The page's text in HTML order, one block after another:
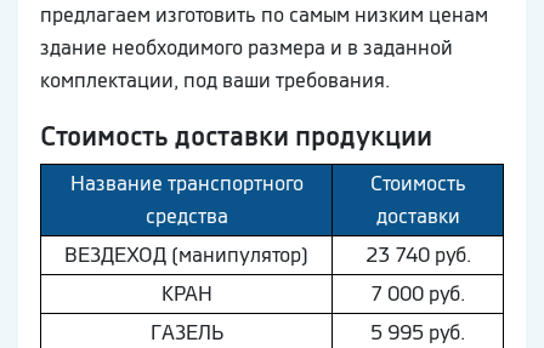
предлагаем изготовить по самым низким ценам
здание необходимого размера и в заданной
комплектации, под ваши требования.
Стоимость доставки продукции
Название транспортного
средства
Стоимость
доставки
ВEЗДEХОД (манипулятор)
23 740 руб.
КРАН
7 000 руб.
ГAЗEЛЬ
5 995 руб.